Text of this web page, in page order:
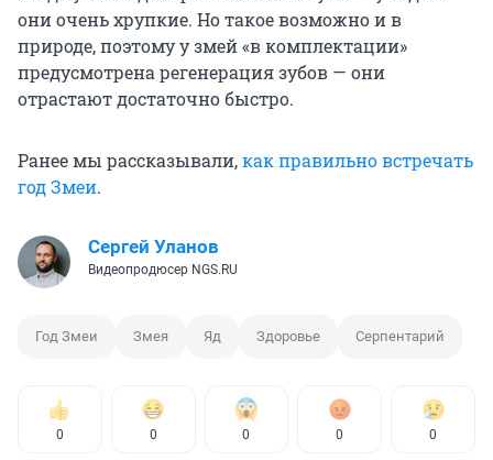
они очень хрупкие. Но такое возможно и в
природе, поэтому у змей «в комплектации»
предусмотрена регенерация зубов — они
отрастают достаточно быстро.
Ранее мы рассказывали,как правильно встречать
год Змеи.
Сергей Уланов
Видеопродюсер NGS.RU
Год Змеи Змея Яд Здоровье Серпентарий
0 0 0 0 0